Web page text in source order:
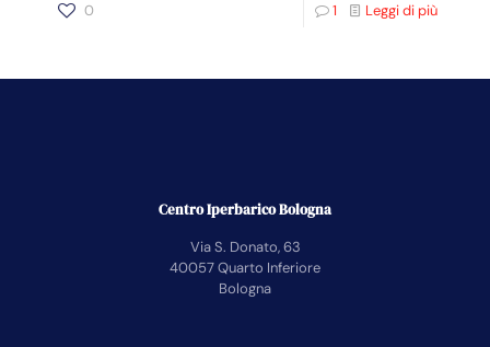
0 1 Leggi di più
Centro Iperbarico Bologna
Via S. Donato, 63
40057 Quarto Inferiore
Bologna